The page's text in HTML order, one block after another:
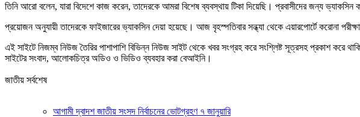
তিনি আরো বলেন, যারা বিদেশে কাজ করেন, তাদেরকে আমরা বিশেষ ব্যবস্থায় টিকা দিয়েছি। প্রবাসীদের জন্য ভ্যাকসিন
প্রয়োজন অনুযায়ী তাদেরকে ফাইজারের ভ্যাকসিন দেয়া হয়েছে। আজ বৃহস্পতিবার সন্ধ্যা থেকে এয়ারপোর্টে করোনা
এই সাইটে নিজম্ব নিউজ তৈরির পাশাপাশি বিভিন্ন নিউজ সাইট থেকে খবর সংগ্রহ করে সংশ্লিষ্ট সূত্রসহ প্রকাশ
সাইটের সংবাদ, আলোকচিত্র অডিও ও ভিডিও ব্যবহার করা বেআইনি।
জাতীয় সর্বশেষ
আগামী দ্বাদশ জাতীয় সংসদ নির্বাচনের ভোটগ্রহণ ৭ জানুয়ারি